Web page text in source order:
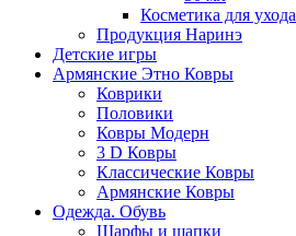
Косметика для ухода
Продукция Наринэ
Детские игры
Армянские Этно Ковры
Коврики
Половики
Ковры Модерн
3 D Ковры
Классические Ковры
Армянские Ковры
Одежда. Обувь
Шарфы и шапки